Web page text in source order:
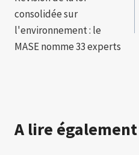
de
l’article
consolidée sur
l'environnement : le
MASE nomme 33 experts
A lire également